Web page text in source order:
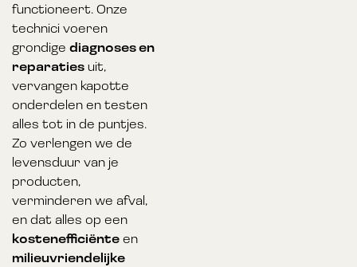
functioneert. Onze
technici voeren
grondige diagnoses en
reparaties uit,
vervangen kapotte
onderdelen en testen
alles tot in de puntjes.
Zo verlengen we de
levensduur van je
producten,
verminderen we afval,
en dat alles op een
kostenefficiënte en
milieuvriendelijke